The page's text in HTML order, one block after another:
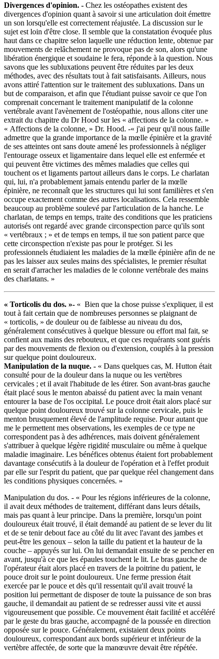
Divergences d'opinion. - Chez les ostéopathes existent des
divergences d'opinion quant à savoir si une articulation doit émettre
un son lorsqu'elle est correctement réajustée. La discussion sur le
sujet est loin d'être close. Il semble que la constatation évoquée plus
haut dans ce chapitre selon laquelle une réduction lente, obtenue par
mouvements de relâchement ne provoque pas de son, alors qu'une
libération énergique et soudaine le fera, réponde à la question. Nous
savons que les subluxations peuvent être réduites par les deux
méthodes, avec des résultats tout à fait satisfaisants. Ailleurs, nous
avons attiré l'attention sur le traitement des subluxations. Dans un
but de comparaison, et afin que l'étudiant puisse savoir ce que l'on
comprenait concernant le traitement manipulatif de la colonne
vertébrale avant l'avènement de l'ostéopathie, nous allons citer une
extrait du chapitre du Dr Hood sur les « affections de la colonne. »
« Affections de la colonne, » Dr. Hood. -« j'ai peur qu'il nous faille
admettre que la grande importance de la mœlle épinière et la gravité
de ses atteintes ont sans doute amené les professionnels à négliger
l'entourage osseux et ligamentaire dans lequel elle est enfermée et
qui peuvent être victimes des mêmes maladies que celles qui
touchent os et ligaments partout ailleurs dans le corps. Le charlatan
qui, lui, n'a probablement jamais entendu parler de la mœlle
épinière, ne reconnaît que les structures qui lui sont familières et s'en
occupe exactement comme des autres localisations. Cela ressemble
beaucoup au problème soulevé par l'articulation de la hanche. Le
charlatan, de temps en temps, traite des conditions que les praticiens
autorisés ont regardé avec grande circonspection parce qu'ils sont
« vertébraux ; » et de temps en temps, il tue son patient parce que
cette circonspection n'existe pas pour le protéger. Si les
professionnels étudiaient les maladies de la mœlle épinière afin de ne
pas les laisser aux seules mains des spécialistes, le premier résultat
en serait d'arracher les maladies de le colonne vertébrale des mains
des charlatans. »
« Torticolis du dos. »- « Bien que la chose puisse s'expliquer, il est
tout à fait certain que de nombreuses personnes se plaignant de
« torticolis, » de douleur ou de faiblesse au niveau du dos,
généralement consécutives à quelque blessure ou effort mal fait, se
confient aux mains des rebouteux, et que ces requérants sont guéris
par des mouvements de flexion ou d'extension, couplés à la pression
sur quelque point douloureux.
Manipulation de la nuque. - « Dans quelques cas, M. Hutton était
consulté pour de la douleur dans la nuque ou les vertèbres
cervicales ; et il avait l'habitude de les étirer. Son avant-bras gauche
était placé sous le menton abaissé du patient avec la main venant
entourer la base de l'os occipital. Le pouce droit était alors placé sur
quelque point douloureux trouvé sur la colonne cervicale, puis le
menton brusquement élevé de l'amplitude requise. Pour autant que
me le permettent mes observations, les exemples de ce type ne
correspondent pas à des adhérences, mais doivent généralement
s'attribuer à quelque légère rigidité musculaire ou même à quelque
maladie imaginaire. Les bénéfices obtenus étaient fort probablement
davantage consécutifs à la douleur de l'opération et à l'effet produit
par elle sur l'esprit du patient, que par quelque réel changement dans
les conditions physiques concernées. »
Manipulation du dos. - « Pour les régions inférieures de la colonne,
il avait deux méthodes de traitement, différant dans leurs détails,
mais pas quant à leur principe. Dans la première, lorsqu'un point
douloureux était trouvé, il était demandé au patient de se lever du lit
et de se tenir debout face au côté du lit avec l'avant des jambes et
peut-être les genoux – selon la taille du patient et la hauteur de la
couche – appuyés sur lui. On lui demandait ensuite de se pencher en
avant, jusqu'à ce que les épaules touchent le lit. Le bras gauche de
l'opérateur était alors placé en travers de la poitrine du patient, le
pouce droit sur le point douloureux. Une ferme pression était
exercée par le pouce et dès qu'il ressentait qu'il avait trouvé la
position lui permettant de disposer de toute la puissance de son bras
gauche, il demandait au patient de se redresser aussi vite et aussi
vigoureusement que possible. Ce mouvement était facilité et accéléré
par le geste du bras gauche, accompagné de la poussée en direction
opposée sur le pouce. Généralement, existaient deux points
douloureux, correspondant aux bords supérieur et inférieur de la
vertèbre affectée, de sorte que la manœuvre devait être répétée.